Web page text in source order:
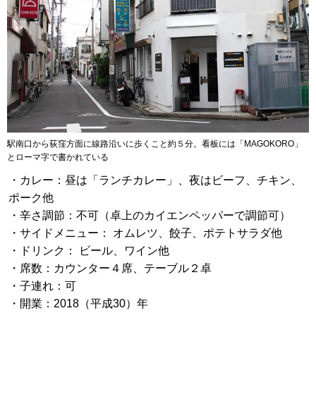
・カレー：昼は「ランチカレー」、夜はビーフ、チキン、
ポーク他
・辛さ調節：不可（卓上のカイエンペッパーで調節可）
・サイドメニュー： オムレツ、餃子、ポテトサラダ他
・ドリンク： ビール、ワイン他
・席数：カウンター４席、テーブル２卓
・子連れ：可
・開業：2018（平成30）年
駅南口から荻窪方面に線路沿いに歩くこと約５分。看板には「MAGOKORO」
とローマ字で書かれている